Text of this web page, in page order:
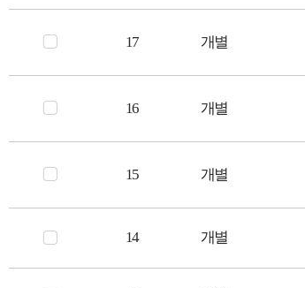
17 개별
16 개별
15 개별
14 개별